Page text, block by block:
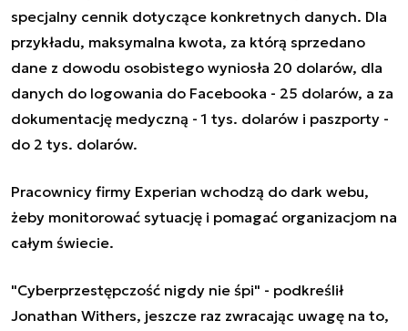
specjalny cennik dotyczące konkretnych danych. Dla
przykładu, maksymalna kwota, za którą sprzedano
dane z dowodu osobistego wyniosła 20 dolarów, dla
danych do logowania do Facebooka - 25 dolarów, a za
dokumentację medyczną - 1 tys. dolarów i paszporty -
do 2 tys. dolarów.
Pracownicy firmy Experian wchodzą do dark webu,
żeby monitorować sytuację i pomagać organizacjom na
całym świecie.
"Cyberprzestępczość nigdy nie śpi" - podkreślił
Jonathan Withers, jeszcze raz zwracając uwagę na to,